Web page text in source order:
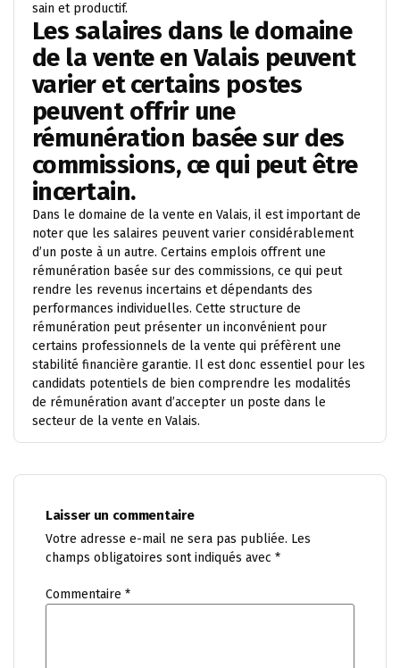
sain et productif.
Les salaires dans le domaine
de la vente en Valais peuvent
varier et certains postes
peuvent offrir une
rémunération basée sur des
commissions, ce qui peut être
incertain.
Dans le domaine de la vente en Valais, il est important de
noter que les salaires peuvent varier considérablement
d’un poste à un autre. Certains emplois offrent une
rémunération basée sur des commissions, ce qui peut
rendre les revenus incertains et dépendants des
performances individuelles. Cette structure de
rémunération peut présenter un inconvénient pour
certains professionnels de la vente qui préfèrent une
stabilité financière garantie. Il est donc essentiel pour les
candidats potentiels de bien comprendre les modalités
de rémunération avant d’accepter un poste dans le
secteur de la vente en Valais.
Laisser un commentaire
Votre adresse e-mail ne sera pas publiée. Les
champs obligatoires sont indiqués avec *
Commentaire *